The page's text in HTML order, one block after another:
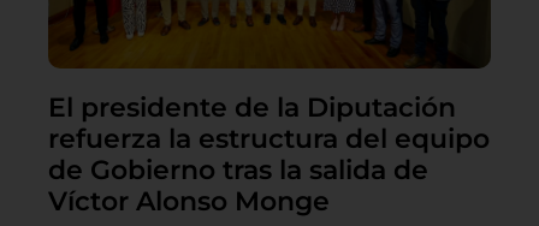
El presidente de la Diputación
refuerza la estructura del equipo
de Gobierno tras la salida de
Víctor Alonso Monge